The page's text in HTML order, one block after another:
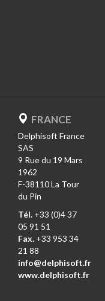
FRANCE
Delphisoft France
SAS
9 Rue du 19 Mars
1962
F-38110 La Tour
du Pin
Tél. +33 (0)4 37
05 91 51
Fax. +33 953 34
21 88
info@delphisoft.fr
www.delphisoft.fr